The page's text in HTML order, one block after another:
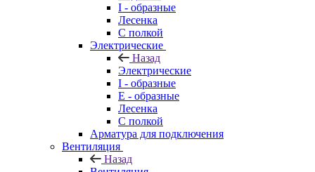
I - образные
Лесенка
С полкой
Электрические
Назад
Электрические
I - образные
E - образные
Лесенка
С полкой
Арматура для подключения
Вентиляция
Назад